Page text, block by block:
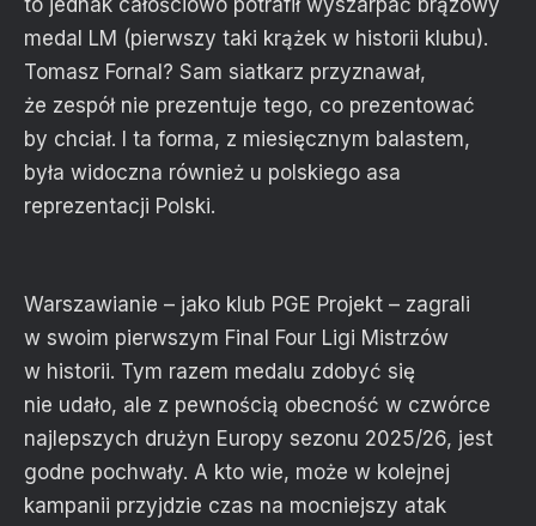
to jednak całościowo potrafił wyszarpać brązowy
medal LM (pierwszy taki krążek w historii klubu).
Tomasz Fornal? Sam siatkarz przyznawał,
że zespół nie prezentuje tego, co prezentować
by chciał. I ta forma, z miesięcznym balastem,
była widoczna również u polskiego asa
reprezentacji Polski.
Warszawianie – jako klub PGE Projekt – zagrali
w swoim pierwszym Final Four Ligi Mistrzów
w historii. Tym razem medalu zdobyć się
nie udało, ale z pewnością obecność w czwórce
najlepszych drużyn Europy sezonu 2025/26, jest
godne pochwały. A kto wie, może w kolejnej
kampanii przyjdzie czas na mocniejszy atak